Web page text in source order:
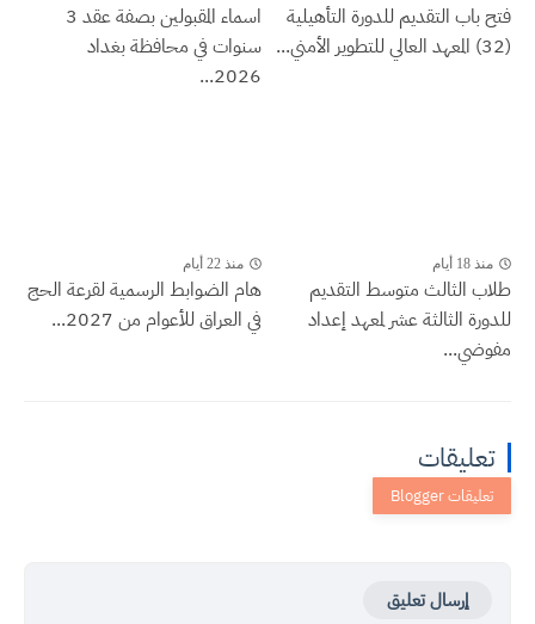
فتح باب التقديم للدورة التأهيلية
(32) المعهد العالي للتطوير الأمني...
اسماء المقبولين بصفة عقد 3
سنوات في محافظة بغداد
2026...
منذ 18 أيام
طلاب الثالث متوسط التقديم
للدورة الثالثة عشر لمعهد إعداد
مفوضي...
منذ 22 أيام
هام الضوابط الرسمية لقرعة الحج
في العراق للأعوام من 2027...
تعليقات
إرسال تعليق